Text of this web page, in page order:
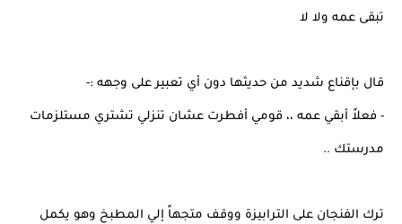
تبقى عمه ولا لا
قال بإقناع شديد من حديثها دون أي تعبير على وجهه :-
- فعلاً أبقي عمه ،، قومي أفطرت عشان تنزلي تشتري مستلزمات
مدرستك ..
ترك الفنجان على الترابيزة ووقف متجهاً إلي المطبخ وهو يكمل